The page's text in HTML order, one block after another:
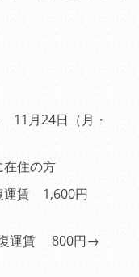
月24日（月・
住の方
賃 1,600円
運賃 800円→